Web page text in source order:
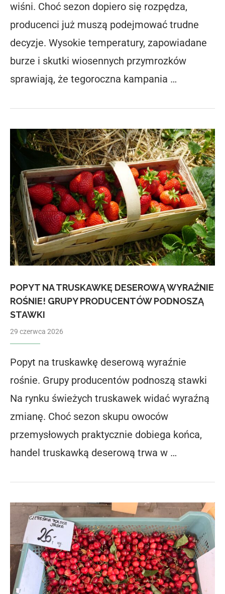
wiśni. Choć sezon dopiero się rozpędza,
producenci już muszą podejmować trudne
decyzje. Wysokie temperatury, zapowiadane
burze i skutki wiosennych przymrozków
sprawiają, że tegoroczna kampania …
POPYT NA TRUSKAWKĘ DESEROWĄ WYRAŹNIE
ROŚNIE! GRUPY PRODUCENTÓW PODNOSZĄ
STAWKI
29 czerwca 2026
Popyt na truskawkę deserową wyraźnie
rośnie. Grupy producentów podnoszą stawki
Na rynku świeżych truskawek widać wyraźną
zmianę. Choć sezon skupu owoców
przemysłowych praktycznie dobiega końca,
handel truskawką deserową trwa w …